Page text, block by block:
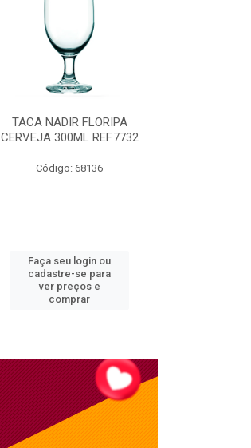
TACA NADIR FLORIPA
CERVEJA 300ML REF.7732
Código: 68136
Faça seu login ou
cadastre-se para
ver preços e
comprar